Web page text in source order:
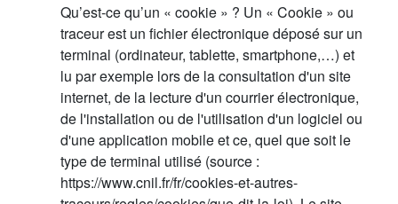
Qu’est-ce qu’un « cookie » ? Un « Cookie » ou
traceur est un fichier électronique déposé sur un
terminal (ordinateur, tablette, smartphone,…) et
lu par exemple lors de la consultation d'un site
internet, de la lecture d'un courrier électronique,
de l'installation ou de l'utilisation d'un logiciel ou
d'une application mobile et ce, quel que soit le
type de terminal utilisé (source :
https://www.cnil.fr/fr/cookies-et-autres-